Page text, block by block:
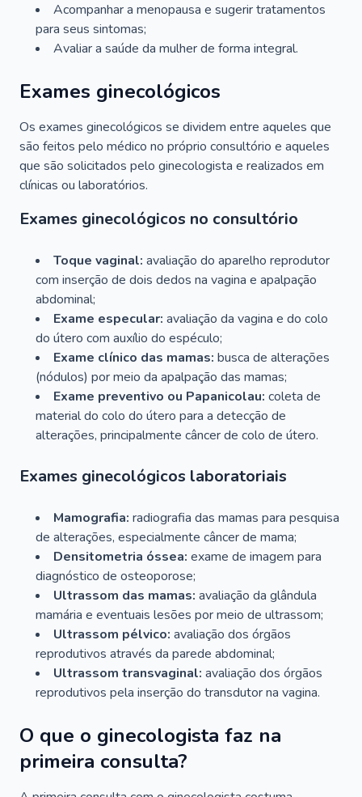
Acompanhar a menopausa e sugerir tratamentos
para seus sintomas;
Avaliar a saúde da mulher de forma integral.
Exames ginecológicos
Os exames ginecológicos se dividem entre aqueles que
são feitos pelo médico no próprio consultório e aqueles
que são solicitados pelo ginecologista e realizados em
clínicas ou laboratórios.
Exames ginecológicos no consultório
Toque vaginal: avaliação do aparelho reprodutor
com inserção de dois dedos na vagina e apalpação
abdominal;
Exame especular: avaliação da vagina e do colo
do útero com auxílio do espéculo;
Exame clínico das mamas: busca de alterações
(nódulos) por meio da apalpação das mamas;
Exame preventivo ou Papanicolau: coleta de
material do colo do útero para a detecção de
alterações, principalmente câncer de colo de útero.
Exames ginecológicos laboratoriais
Mamografia: radiografia das mamas para pesquisa
de alterações, especialmente câncer de mama;
Densitometria óssea: exame de imagem para
diagnóstico de osteoporose;
Ultrassom das mamas: avaliação da glândula
mamária e eventuais lesões por meio de ultrassom;
Ultrassom pélvico: avaliação dos órgãos
reprodutivos através da parede abdominal;
Ultrassom transvaginal: avaliação dos órgãos
reprodutivos pela inserção do transdutor na vagina.
O que o ginecologista faz na
primeira consulta?